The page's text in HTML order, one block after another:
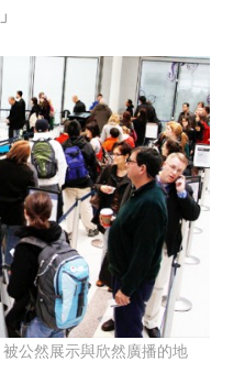
公然展示與欣然廣播的地